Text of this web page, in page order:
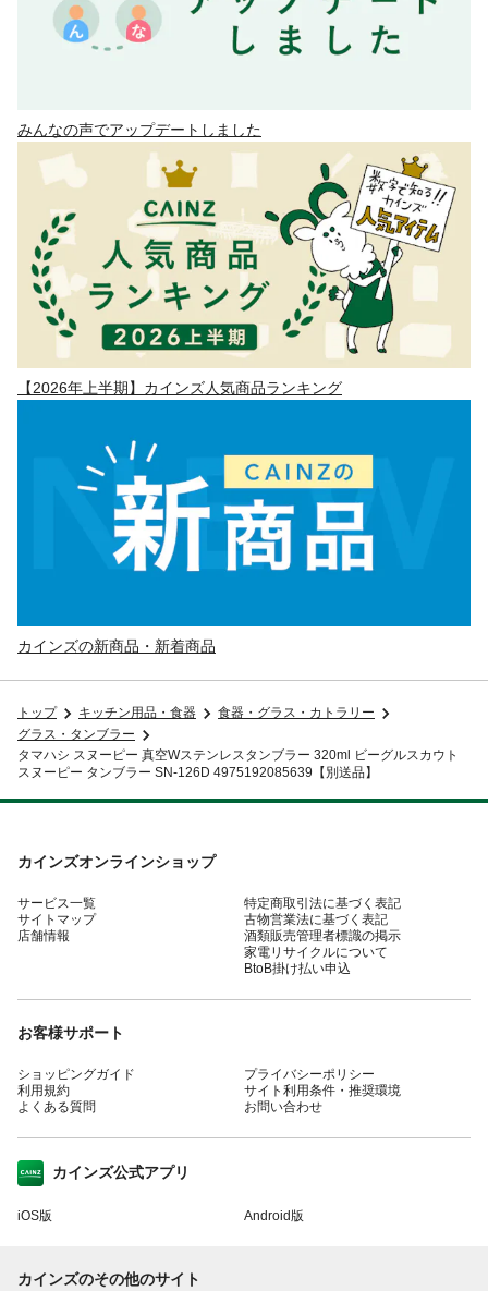
みんなの声でアップデートしました
【2026年上半期】カインズ人気商品ランキング
カインズの新商品・新着商品
トップ キッチン用品・食器
食器・グラス・カトラリー
グラス・タンブラー
タマハシ スヌーピー 真空Wステンレスタンブラー 320ml ビーグルスカウト
スヌーピー タンブラー SN-126D 4975192085639【別送品】
カインズオンラインショップ
サービス一覧
サイトマップ
店舗情報
特定商取引法に基づく表記
古物営業法に基づく表記
酒類販売管理者標識の掲示
家電リサイクルについて
BtoB掛け払い申込
お客様サポート
ショッピングガイド
利用規約
よくある質問
プライバシーポリシー
サイト利用条件・推奨環境
お問い合わせ
カインズ公式アプリ
iOS版 Android版
カインズのその他のサイト